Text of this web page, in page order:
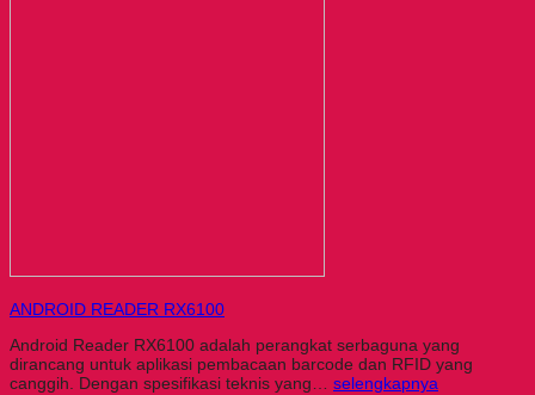
ANDROID READER RX6100
Android Reader RX6100 adalah perangkat serbaguna yang
dirancang untuk aplikasi pembacaan barcode dan RFID yang
canggih. Dengan spesifikasi teknis yang… selengkapnya